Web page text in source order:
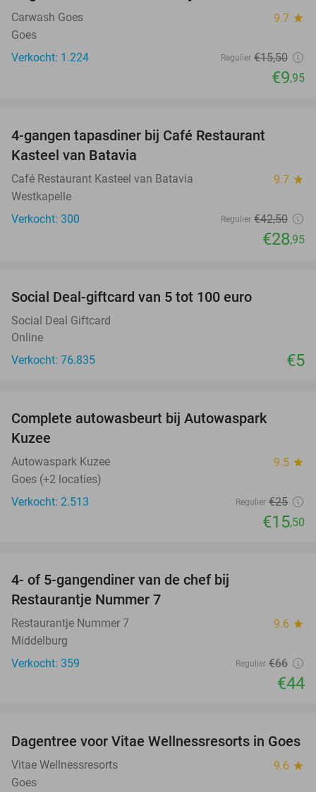
Carwash Goes 9.7 star
Goes
Verkocht: 1.224
Regulier €15,50
€9,95
4-gangen tapasdiner bij Café Restaurant
Kasteel van Batavia
Café Restaurant Kasteel van Batavia 9.7 star
Westkapelle
Verkocht: 300
Regulier €42,50
€28,95
Social Deal-giftcard van 5 tot 100 euro
Social Deal Giftcard
Online
Verkocht: 76.835
€5
Complete autowasbeurt bij Autowaspark
Kuzee
Autowaspark Kuzee 9.5 star
Goes (+2 locaties)
Verkocht: 2.513
Regulier €25
€15,50
4- of 5-gangendiner van de chef bij
Restaurantje Nummer 7
Restaurantje Nummer 7 9.6 star
Middelburg
Verkocht: 359
Regulier €66
€44
49%
Dagentree voor Vitae Wellnessresorts in Goes
Vitae Wellnessresorts 9.6 star
Goes